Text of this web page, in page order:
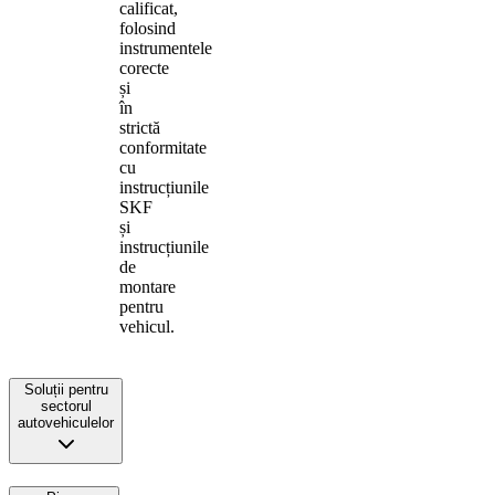
calificat,
folosind
instrumentele
corecte
și
în
strictă
conformitate
cu
instrucțiunile
SKF
și
instrucțiunile
de
montare
pentru
vehicul.
Soluții pentru
sectorul
autovehiculelor